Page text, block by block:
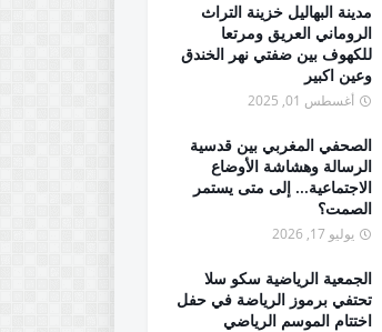
مدينة البهاليل خزينة التراث
الروماني العريق ومرتعا
للكهوف بين ضفتي نهر الخندق
وعين اكبير
أغسطس 01, 2025
الصحفي المغربي بين قدسية
الرسالة وهشاشة الأوضاع
الاجتماعية... إلى متى يستمر
الصمت؟
يوليو 17, 2026
الجمعية الرياضية سكو سلا
تحتفي برموز الرياضة في حفل
اختتام الموسم الرياضي